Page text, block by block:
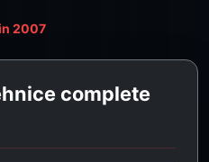
2007
complete